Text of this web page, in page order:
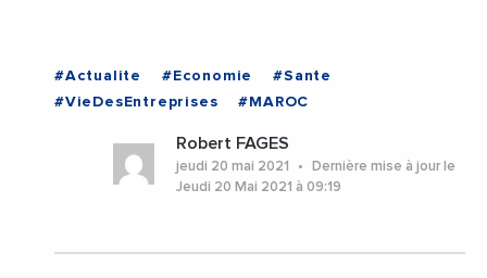
#Actualite #Economie
#Sante
#VieDesEntreprises
#MAROC
Robert FAGES
jeudi 20 mai 2021
Dernière mise à jour le
Jeudi 20 Mai 2021 à 09:19